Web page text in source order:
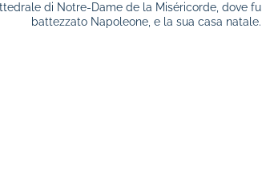
di Notre-Dame de la Miséricorde, dove fu
battezzato Napoleone, e la sua casa natale.